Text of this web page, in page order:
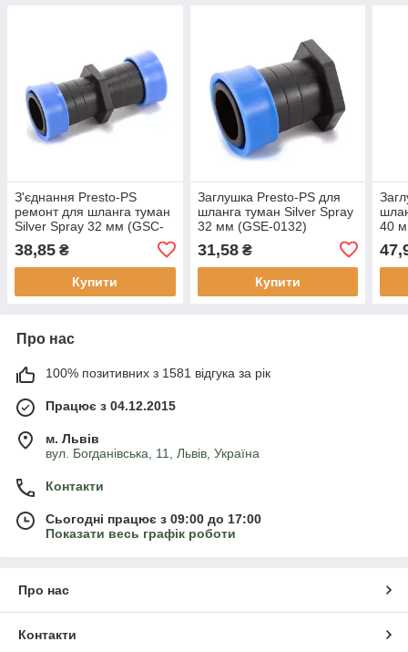
З'єднання Presto-PS
ремонт для шланга туман
Silver Spray 32 мм (GSC-
38,85 ₴
Купити
Заглушка Presto-PS для
шланга туман Silver Spray
32 мм (GSE-0132)
31,58₴
Купити
40
Про нас
100% позитивних з 1581 відгука за рік
Працює з 04.12.2015
м. Львів
вул. Богданівська, 11, Львів, Україна
Контакти
Сьогодні працює з 09:00 до 17:00
Показати весь графік роботи
Про нас
Контакти